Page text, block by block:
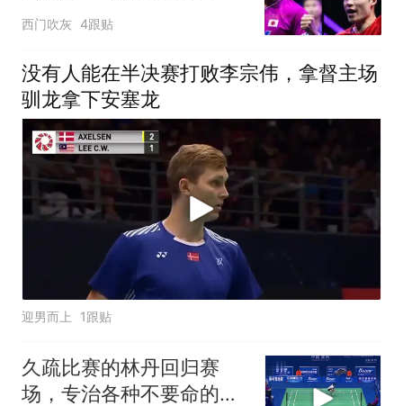
赛！
西门吹灰 4跟贴
没有人能在半决赛打败李宗伟，拿督主场
驯龙拿下安塞龙
迎男而上 1跟贴
久疏比赛的林丹回归赛
场，专治各种不要命的突